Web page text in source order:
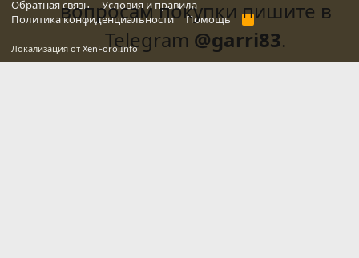
Обратная связь
Условия и правила
Политика конфиденциальности
Помощь
R
S
Локализация от XenForo.Info
вопросам покупки пишите в
Telegram @garri83.